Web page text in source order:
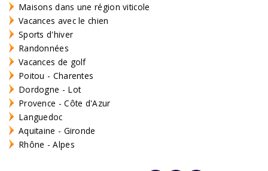
Maisons dans une région viticole
Vacances avec le chien
Sports d'hiver
Randonnées
Vacances de golf
Poitou - Charentes
Dordogne - Lot
Provence - Côte d'Azur
Languedoc
Aquitaine - Gironde
Rhône - Alpes